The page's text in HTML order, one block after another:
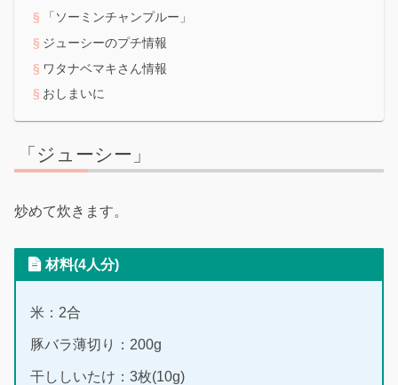
「ソーミンチャンプルー」
ジューシーのプチ情報
ワタナベマキさん情報
おしまいに
「ジューシー」
炒めて炊きます。
材料(4人分)
米：2合
豚バラ薄切り：200g
干ししいたけ：3枚(10g)